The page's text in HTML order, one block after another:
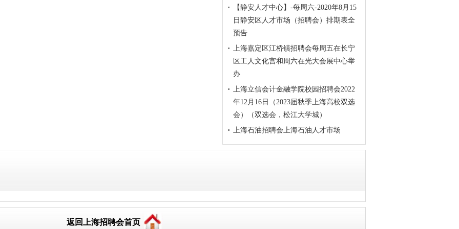
【静安人才中心】-每周六-2020年8月15
日静安区人才市场（招聘会）排期表全
预告
上海嘉定区江桥镇招聘会每周五在长宁
区工人文化宫和周六在光大会展中心举
办
上海立信会计金融学院校园招聘会2022
年12月16日（2023届秋季上海高校双选
会）（双选会，松江大学城）
上海石油招聘会上海石油人才市场
返回上海招聘会首页